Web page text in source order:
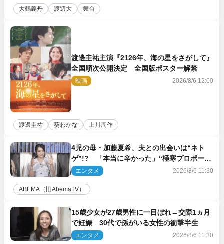
大鶴義丹 渡辺大 舞台
渡邊圭祐主演『2126年、海の星をさがして』
全国順次公開決定 全国版ポスター解禁
映画 2026/8/6 12:00
渡邊圭祐 葵わかな 上川周作
4児の母・加藤夏希、夫との出会いは“ネト
ゲ”!? 「本当に辛かった」“極寒プロポー
ズ”も告白
エンタメ 2026/8/6 11:30
ABEMA（旧AbemaTV）
15歳少女が27歳男性に一目ぼれ→交際1ヵ月
で妊娠 30代で孫がいる女性の衝撃半生
エンタメ 2026/8/6 11:30